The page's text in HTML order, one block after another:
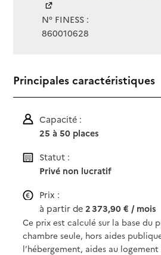
N° FINESS :
860010628
Principales caractéristiques
Capacité :
25 à 50 places
Statut :
Privé non lucratif
Prix :
à partir de2 373,90 € / mois
Ce prix est calculé sur la base du
chambre seule, hors aides
l’hébergement, aides au logement